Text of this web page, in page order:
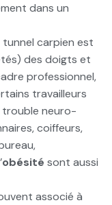
dans un
carpien est
des doigts et
professionnel,
travailleurs
trouble neuro-
coiffeurs,
obésité sont aussi
associé à